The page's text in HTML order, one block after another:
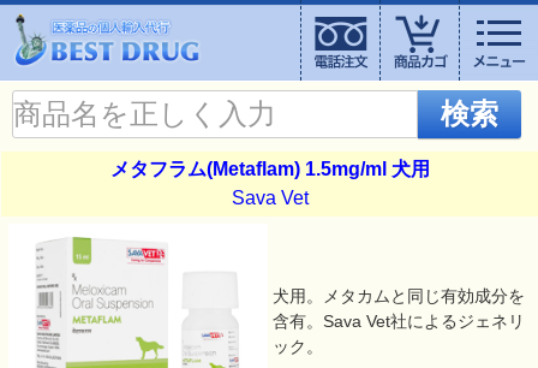
検索
メタフラム(Metaflam) 1.5mg/ml 犬用
Sava Vet
犬用。メタカムと同じ有効成分を
含有。Sava Vet社によるジェネリ
ック。